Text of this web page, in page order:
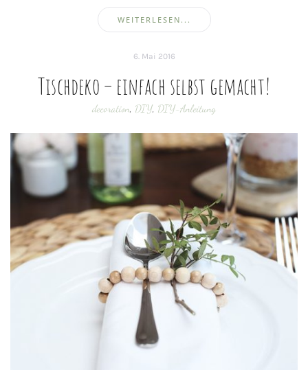
WEITERLESEN...
6. Mai 2016
Tischdeko – einfach selbst gemacht!
decoration DIY DIY-Anleitung